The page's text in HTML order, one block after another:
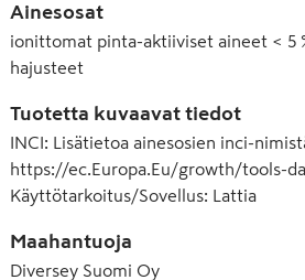
Ainesosat
ionittomat pinta-aktiiviset aineet < 5
hajusteet
Tuotetta kuvaavat tiedot
INCI: Lisätietoa ainesosien inci-
https://ec.Europa.Eu/growth/tools-
Käyttötarkoitus/Sovellus: Lattia
Maahantuoja
Diversey Suomi Oy